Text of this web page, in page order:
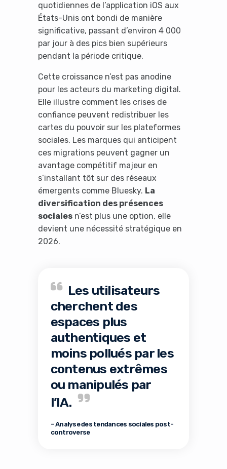
quotidiennes de l’application iOS aux
États-Unis ont bondi de manière
significative, passant d’environ 4 000
par jour à des pics bien supérieurs
pendant la période critique.
Cette croissance n’est pas anodine
pour les acteurs du marketing digital.
Elle illustre comment les crises de
confiance peuvent redistribuer les
cartes du pouvoir sur les plateformes
sociales. Les marques qui anticipent
ces migrations peuvent gagner un
avantage compétitif majeur en
s’installant tôt sur des réseaux
émergents comme Bluesky. La
diversification des présences
socialesn’est plus une option, elle
devient une nécessité stratégique en
2026.
Les utilisateurs
cherchent des
espaces plus
authentiques et
moins pollués par les
contenus extrêmes
ou manipulés par
l’IA.
– Analyse des tendances sociales post-
controverse